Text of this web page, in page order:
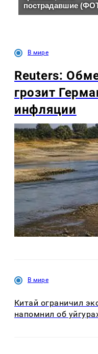
В мире
Reuters:
грозит
инфляции
В мире
Китай ограничил
напомнил об